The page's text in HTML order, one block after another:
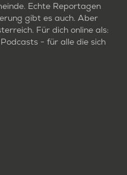
Echte Reportagen
gibt es auch. Aber
Für dich online als:
- für alle die sich